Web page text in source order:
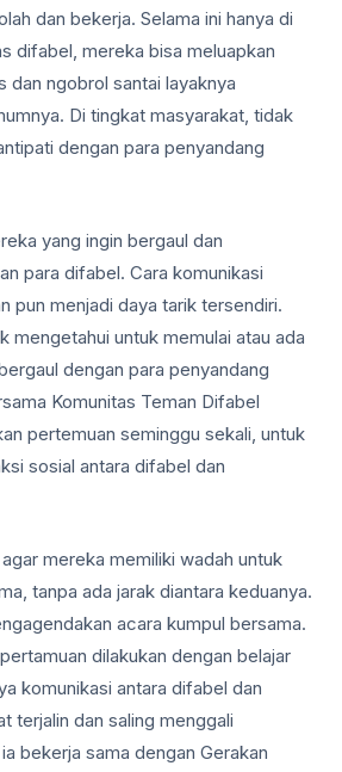
dan bekerja. Selama ini hanya di
difabel, mereka bisa meluapkan
dan ngobrol santai layaknya
Di tingkat masyarakat, tidak
dengan para penyandang
yang ingin bergaul dan
para difabel. Cara komunikasi
pun menjadi daya tarik tersendiri.
mengetahui untuk memulai atau ada
dengan para penyandang
Komunitas Teman Difabel
pertemuan seminggu sekali, untuk
sosial antara difabel dan
mereka memiliki wadah untuk
tanpa ada jarak diantara keduanya.
acara kumpul bersama.
dilakukan dengan belajar
komunikasi antara difabel dan
terjalin dan saling menggali
bekerja sama dengan Gerakan